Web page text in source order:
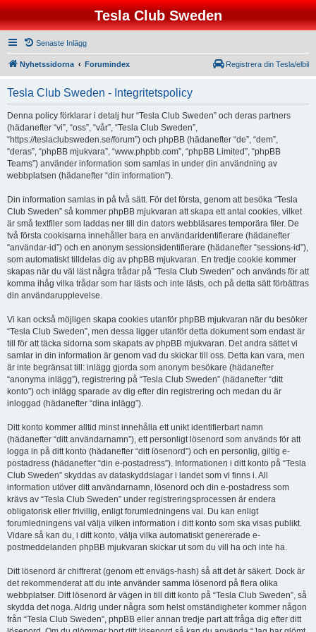
Tesla Club Sweden
Senaste Inlägg
Nyhetssidorna Forumindex Registrera din Tesla/elbil
Tesla Club Sweden - Integritetspolicy
Denna policy förklarar i detalj hur “Tesla Club Sweden” och deras partners
(hädanefter “vi”, “oss”, “vår”, “Tesla Club Sweden”,
“https://teslaclubsweden.se/forum”) och phpBB (hädanefter “de”, “dem”,
“deras”, “phpBB mjukvara”, “www.phpbb.com”, “phpBB Limited”, “phpBB
Teams”) använder information som samlas in under din användning av
webbplatsen (hädanefter “din information”).
Din information samlas in på två sätt. För det första, genom att besöka “Tesla
Club Sweden” så kommer phpBB mjukvaran att skapa ett antal cookies, vilket
är små textfiler som laddas ner till din dators webbläsares temporära filer. De
två första cookisarna innehåller bara en användaridentifierare (hädanefter
“användar-id”) och en anonym sessionsidentifierare (hädanefter “sessions-id”),
som automatiskt tilldelas dig av phpBB mjukvaran. En tredje cookie kommer
skapas när du väl läst några trådar på “Tesla Club Sweden” och används för att
komma ihåg vilka trådar som har lästs och inte lästs, och på detta sätt förbättras
din användarupplevelse.
Vi kan också möjligen skapa cookies utanför phpBB mjukvaran när du besöker
“Tesla Club Sweden”, men dessa ligger utanför detta dokument som endast är
till för att täcka sidorna som skapats av phpBB mjukvaran. Det andra sättet vi
samlar in din information är genom vad du skickar till oss. Detta kan vara, men
är inte begränsat till: inlägg gjorda som anonym besökare (hädanefter
“anonyma inlägg”), registrering på “Tesla Club Sweden” (hädanefter “ditt
konto”) och inlägg sparade av dig efter din registrering och medan du är
inloggad (hädanefter “dina inlägg”).
Ditt konto kommer alltid minst innehålla ett unikt identifierbart namn
(hädanefter “ditt användarnamn”), ett personligt lösenord som används för att
logga in på ditt konto (hädanefter “ditt lösenord”) och en personlig, giltig e-
postadress (hädanefter “din e-postadress”). Informationen i ditt konto på “Tesla
Club Sweden” skyddas av dataskyddslagar i landet som vi finns i. All
information utöver ditt användarnamn, lösenord och din e-postadress som
krävs av “Tesla Club Sweden” under registreringsprocessen är endera
obligatorisk eller frivillig, enligt forumledningens val. Du kan enligt
forumledningens val välja vilken information i ditt konto som ska visas publikt.
Vidare så kan du, i ditt konto, välja vilka automatiskt genererade e-
postmeddelanden phpBB mjukvaran skickar ut som du vill ha och inte ha.
Ditt lösenord är chiffrerat (genom ett envägs-hash) så att det är säkert. Dock är
det rekommenderat att du inte använder samma lösenord på flera olika
webbplatser. Ditt lösenord är vägen in till ditt konto på “Tesla Club Sweden”, så
skydda det noga. Aldrig under några som helst omständigheter kommer någon
från “Tesla Club Sweden”, phpBB eller annan tredje part att fråga dig efter ditt